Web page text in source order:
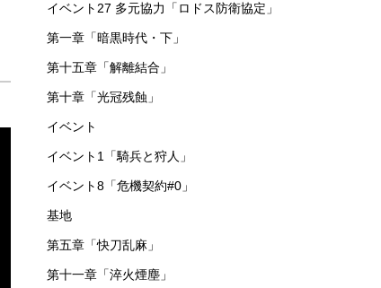
イベント27 多元協力「ロドス防衛協定」
第一章「暗黒時代・下」
第十五章「解離結合」
第十章「光冠残蝕」
イベント
イベント1「騎兵と狩人」
イベント8「危機契約#0」
基地
第五章「快刀乱麻」
第十一章「淬火煙塵」